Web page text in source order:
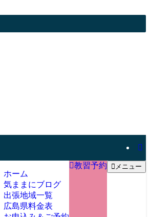
ホーム
気ままにブログ
出張地域一覧
広島県料金表
教習予約 メニュー